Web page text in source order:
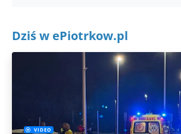
Dziś w ePiotrkow.pl
VIDEO